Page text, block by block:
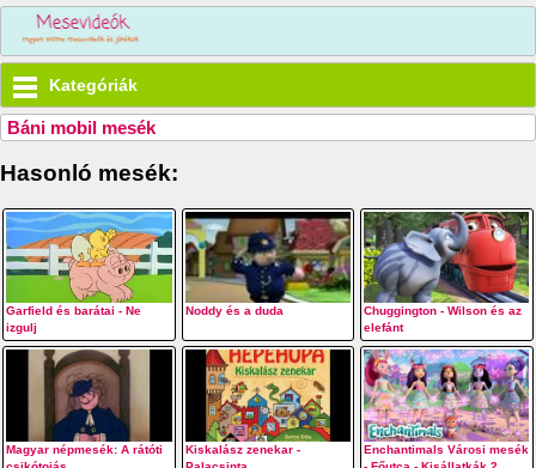
Kategóriák
Báni mobil mesék
Hasonló mesék:
Garfield és barátai - Ne
izgulj
Noddy és a duda
Chuggington - Wilson és az
elefánt
Magyar népmesék: A rátóti
Kiskalász zenekar -
Enchantimals Városi mesék